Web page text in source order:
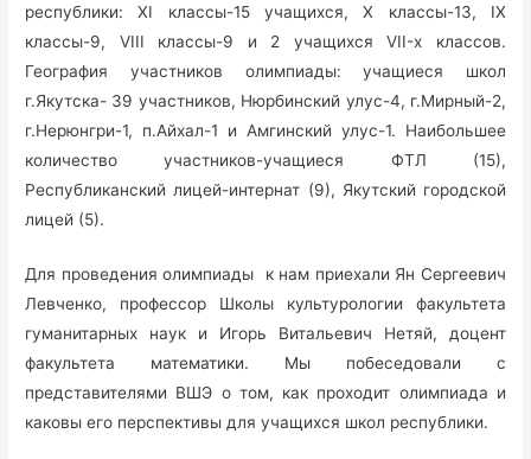
республики: XI классы-15 учащихся, X классы-13, IX
классы-9, VIII классы-9 и 2 учащихся VII-х классов.
География участников олимпиады: учащиеся школ
г.Якутска- 39 участников, Нюрбинский улус-4, г.Мирный-2,
г.Нерюнгри-1, п.Айхал-1 и Амгинский улус-1. Наибольшее
количество участников-учащиеся ФТЛ (15),
Республиканский лицей-интернат (9), Якутский городской
лицей (5).
Для проведения олимпиады к нам приехали Ян Сергеевич
Левченко, профессор Школы культурологии факультета
гуманитарных наук и Игорь Витальевич Нетяй, доцент
факультета математики. Мы побеседовали с
представителями ВШЭ о том, как проходит олимпиада и
каковы его перспективы для учащихся школ республики.